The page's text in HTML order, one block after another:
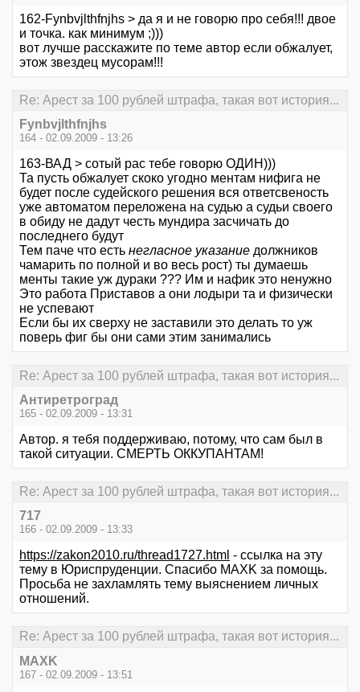
162-Fynbvjlthfnjhs > да я и не говорю про себя!!! двое
и точка. как минимум ;)))
вот лучше расскажите по теме автор если обжалует,
этож звездец мусорам!!!
Re: Арест за 100 рублей штрафа, такая вот история...
Fynbvjlthfnjhs
164 - 02.09.2009 - 13:26
163-ВАД > сотый рас тебе говорю ОДИН)))
Та пусть обжалует скоко угодно ментам нифига не
будет после судейского решения вся ответсвеность
уже автоматом переложена на судью а судьи своего
в обиду не дадут честь мундира засчичать до
последнего будут
Тем паче что есть негласное указание должников
чамарить по полной и во весь рост) ты думаешь
менты такие уж дураки ??? Им и нафик это ненужно
Это работа Приставов а они лодыри та и физически
не успевают
Если бы их сверху не заставили это делать то уж
поверь фиг бы они сами этим занимались
Re: Арест за 100 рублей штрафа, такая вот история...
Антиретроград
165 - 02.09.2009 - 13:31
Автор. я тебя поддерживаю, потому, что сам был в
такой ситуации. СМЕРТЬ ОККУПАНТАМ!
Re: Арест за 100 рублей штрафа, такая вот история...
717
166 - 02.09.2009 - 13:33
https://zakon2010.ru/thread1727.html - ссылка на эту
тему в Юриспруденции. Спасибо MAXK за помощь.
Просьба не захламлять тему выяснением личных
отношений.
Re: Арест за 100 рублей штрафа, такая вот история...
MAXK
167 - 02.09.2009 - 13:51